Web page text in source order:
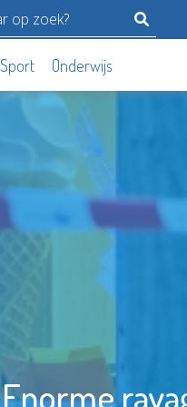
Sport Onderwijs
Enorme